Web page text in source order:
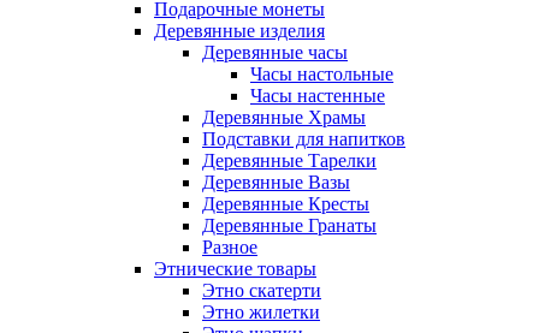
Подарочные монеты
Деревянные изделия
Деревянные часы
Часы настольные
Часы настенные
Деревянные Храмы
Подставки для напитков
Деревянные Тарелки
Деревянные Вазы
Деревянные Кресты
Деревянные Гранаты
Разное
Этнические товары
Этно скатерти
Этно жилетки